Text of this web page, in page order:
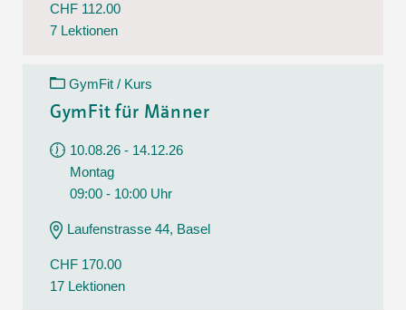
CHF 112.00
7 Lektionen
GymFit / Kurs
GymFit für Männer
10.08.26 - 14.12.26
Montag
09:00 - 10:00 Uhr
Laufenstrasse 44, Basel
CHF 170.00
17 Lektionen